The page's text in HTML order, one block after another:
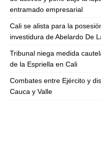
entramado empresarial
Cali se alista para la
investidura de Abelardo De
Tribunal niega medida
de la Espriella en Cali
Combates entre Ejército y
Cauca y Valle